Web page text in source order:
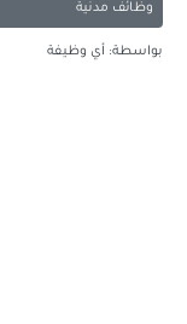
وظائف مدنية
بواسطة: أي وظيفة